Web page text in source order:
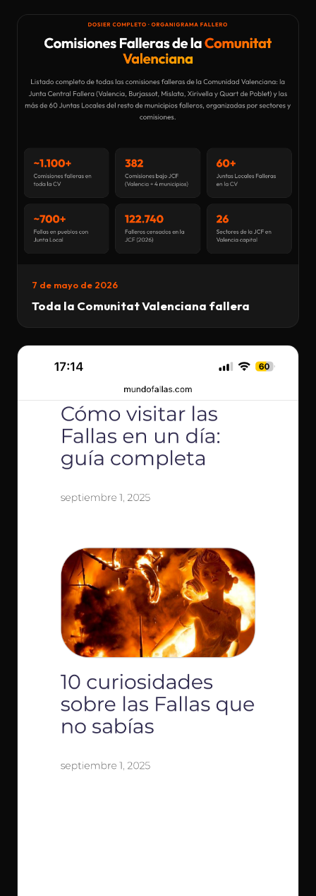
7 de mayo de 2026
Toda la Comunitat Valenciana fallera